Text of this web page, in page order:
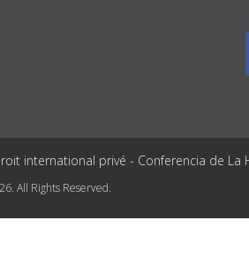
international privé - Conferencia de La
All Rights Reserved.